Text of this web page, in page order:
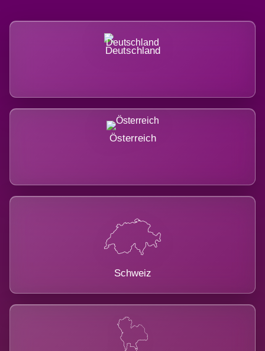
Deutschland
Österreich
Schweiz